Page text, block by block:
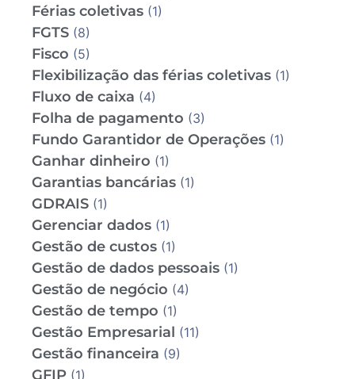
Férias coletivas (1)
FGTS (8)
Fisco (5)
Flexibilização das férias coletivas (1)
Fluxo de caixa (4)
Folha de pagamento (3)
Fundo Garantidor de Operações (1)
Ganhar dinheiro (1)
Garantias bancárias (1)
GDRAIS (1)
Gerenciar dados (1)
Gestão de custos (1)
Gestão de dados pessoais (1)
Gestão de negócio (4)
Gestão de tempo (1)
Gestão Empresarial (11)
Gestão financeira (9)
GFIP (1)